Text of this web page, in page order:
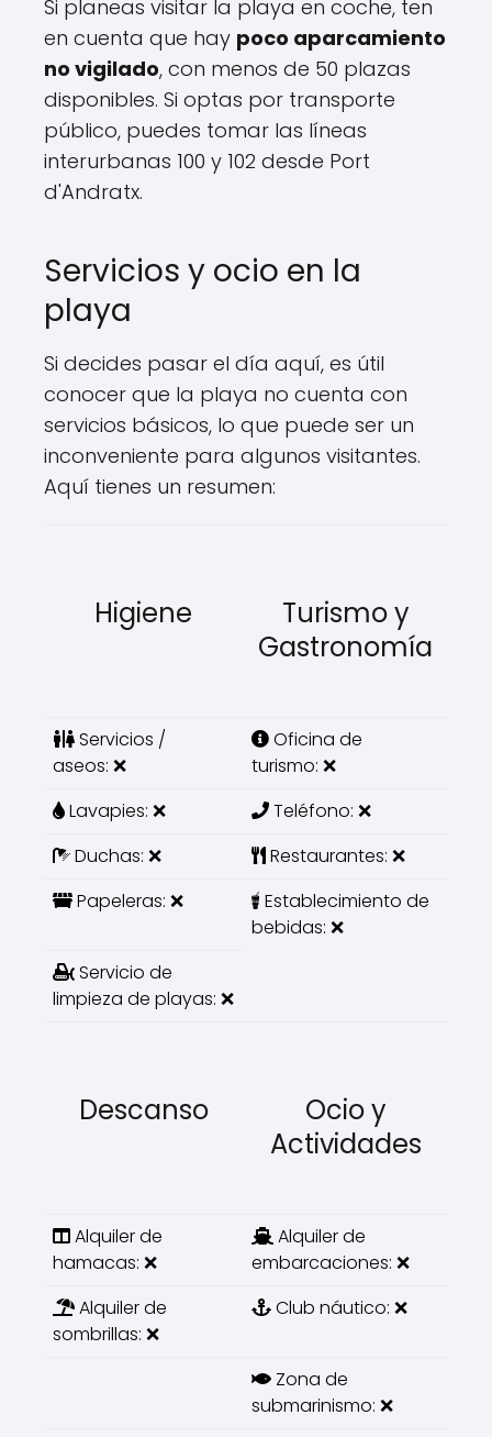
Si planeas visitar la playa en coche, ten
en cuenta que hay poco aparcamiento
no vigilado, con menos de 50 plazas
disponibles. Si optas por transporte
público, puedes tomar las líneas
interurbanas 100 y 102 desde Port
d'Andratx.
Servicios y ocio en la
playa
Si decides pasar el día aquí, es útil
conocer que la playa no cuenta con
servicios básicos, lo que puede ser un
inconveniente para algunos visitantes.
Aquí tienes un resumen:
Higiene
Turismo y
Gastronomía
Servicios /
aseos: ❌
Oficina de
turismo: ❌
Lavapies: ❌
Teléfono: ❌
Duchas: ❌
Restaurantes: ❌
Papeleras: ❌
Establecimiento de
bebidas: ❌
Servicio de
limpieza de playas: ❌
Descanso
Ocio y
Actividades
Alquiler de
hamacas: ❌
Alquiler de
embarcaciones: ❌
Alquiler de
sombrillas: ❌
Club náutico: ❌
Zona de
submarinismo: ❌